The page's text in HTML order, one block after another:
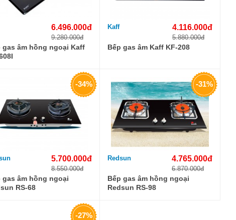
6.496.000đ
9.280.000đ
gas âm hồng ngoại Kaff
Kaff 4.116.000đ
5.880.000đ
Bếp gas âm Kaff KF-208
-34%
5.700.000đ
8.550.000đ
gas âm hồng ngoại
RS-68
-31%
Redsun 4.765.000đ
6.870.000đ
Bếp gas âm hồng ngoại
Redsun RS-98
-27%